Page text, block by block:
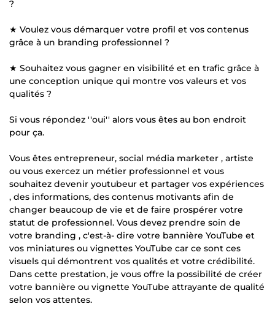
?
★ Voulez vous démarquer votre profil et vos contenus
grâce à un branding professionnel ?
★ Souhaitez vous gagner en visibilité et en trafic grâce à
une conception unique qui montre vos valeurs et vos
qualités ?
Si vous répondez ''oui'' alors vous êtes au bon endroit
pour ça.
Vous êtes entrepreneur, social média marketer , artiste
ou vous exercez un métier professionnel et vous
souhaitez devenir youtubeur et partager vos expériences
, des informations, des contenus motivants afin de
changer beaucoup de vie et de faire prospérer votre
statut de professionnel. Vous devez prendre soin de
votre branding , c'est-à- dire votre bannière YouTube et
vos miniatures ou vignettes YouTube car ce sont ces
visuels qui démontrent vos qualités et votre crédibilité.
Dans cette prestation, je vous offre la possibilité de créer
votre bannière ou vignette YouTube attrayante de qualité
selon vos attentes.